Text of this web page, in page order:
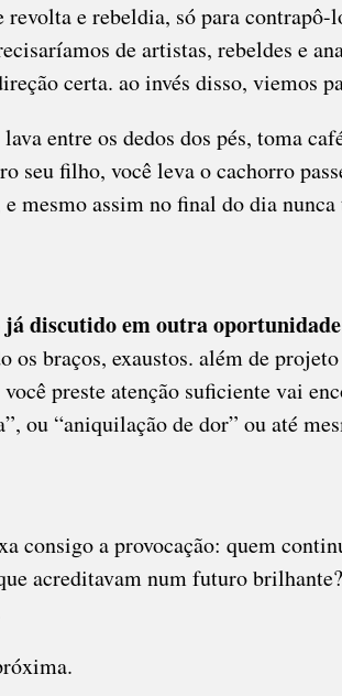
e rebeldia, só para
de artistas, rebeldes e
certa. ao invés disso, viemos
entre os dedos dos pés, toma
seu filho, você leva o cachorro
mesmo assim no final do dia
já discutido em outra oportunidade
os braços, exaustos. além de
preste atenção suficiente vai
ou “aniquilação de dor” ou até
consigo a provocação: quem
acreditavam num futuro